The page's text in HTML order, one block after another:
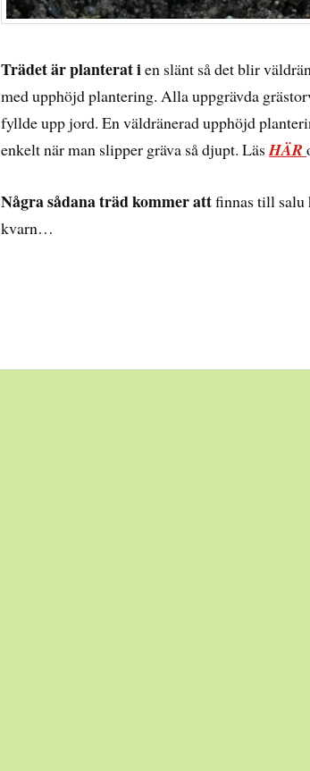
Trädet är planterat ien slänt så det blir
med upphöjd plantering. Alla uppgrävda
fyllde upp jord. En väldränerad upphöjd
enkelt när man slipper gräva så djupt. LäsHÄR
Några sådana träd kommer attfinnas till
kvarn…